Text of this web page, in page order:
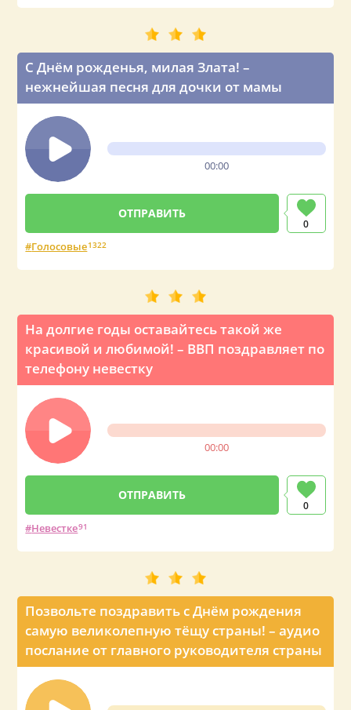
С Днём рожденья, милая Злата! –
нежнейшая песня для дочки от мамы
00:00
0
Голосовые1322
На долгие годы оставайтесь такой же
красивой и любимой! – ВВП поздравляет по
телефону невестку
00:00
0
Невестке91
Позвольте поздравить с Днём рождения
самую великолепную тёщу страны! – аудио
послание от главного руководителя страны